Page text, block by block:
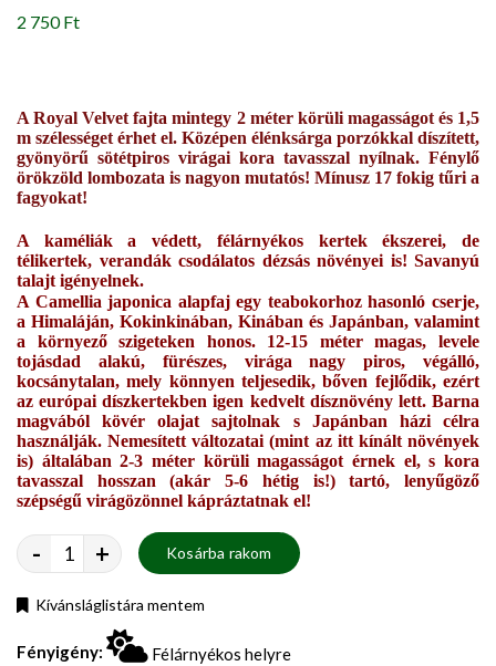
2 750 Ft
A Royal Velvet fajta mintegy 2 méter körüli magasságot és 1,5
m szélességet érhet el. Középen élénksárga porzókkal díszített,
gyönyörű sötétpiros virágai kora tavasszal nyílnak. Fénylő
örökzöld lombozata is nagyon mutatós! Mínusz 17 fokig tűri a
fagyokat!
A kaméliák a védett, félárnyékos kertek ékszerei, de
télikertek, verandák csodálatos dézsás növényei is! Savanyú
talajt igényelnek.
A Camellia japonica alapfaj egy teabokorhoz hasonló cserje,
a Himaláján, Kokinkinában, Kinában és Japánban, valamint
a környező szigeteken honos. 12-15 méter magas, levele
tojásdad alakú, fürészes, virága nagy piros, végálló,
kocsánytalan, mely könnyen teljesedik, bőven fejlődik, ezért
az európai díszkertekben igen kedvelt dísznövény lett. Barna
magvából kövér olajat sajtolnak s Japánban házi célra
használják. Nemesített változatai (mint az itt kínált növények
is) általában 2-3 méter körüli magasságot érnek el, s kora
tavasszal hosszan (akár 5-6 hétig is!) tartó, lenyűgöző
szépségű virágözönnel kápráztatnak el!
- + Kosárba rakom
Kívánsláglistára mentem
Fényigény: Félárnyékos helyre